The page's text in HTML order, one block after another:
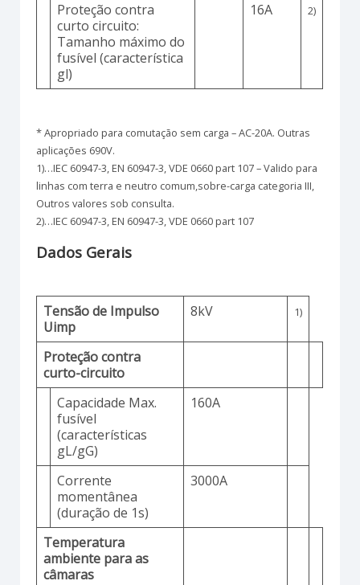
Proteção contra
curto circuito:
Tamanho máximo do
fusível (característica
gl)
16A 2)
* Apropriado para comutação sem carga – AC-20A. Outras
aplicações 690V.
1)…IEC 60947-3, EN 60947-3, VDE 0660 part 107 – Valido para
linhas com terra e neutro comum,sobre-carga categoria III,
Outros valores sob consulta.
2)…IEC 60947-3, EN 60947-3, VDE 0660 part 107
Dados Gerais
Tensão de Impulso
Uimp
8kV 1)
Proteção contra
curto-circuito
Capacidade Max.
fusível
(características
gL/gG)
160A
Corrente
momentânea
(duração de 1s)
3000A
Temperatura
ambiente para as
câmaras